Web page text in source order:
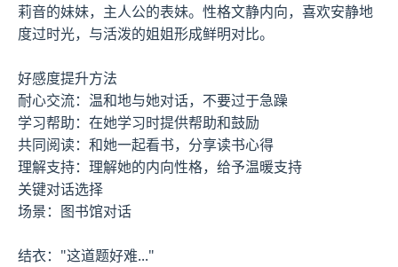
莉音的妹妹，主人公的表妹。性格文静内向，喜欢安静地
度过时光，与活泼的姐姐形成鲜明对比。
好感度提升方法
耐心交流：温和地与她对话，不要过于急躁
学习帮助：在她学习时提供帮助和鼓励
共同阅读：和她一起看书，分享读书心得
理解支持：理解她的内向性格，给予温暖支持
关键对话选择
场景：图书馆对话
结衣："这道题好难..."